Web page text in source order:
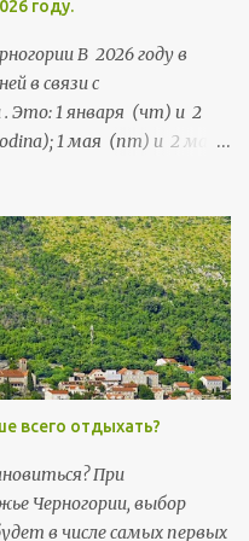
году.
В 2026 году в
в связи с
. Это: 1 января (чт) и 2
1 мая (пт) и 2 мая
(Dan državnosti);
день (Njegošev
.
всего отдыхать?
При
Черногории, выбор
в числе самых первых